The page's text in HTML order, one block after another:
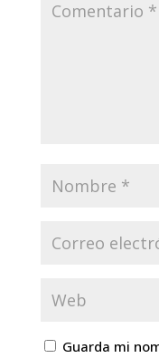
Guarda mi